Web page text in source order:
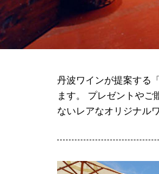
丹波ワインが提案する
ます。 プレゼントやご
ないレアなオリジナル